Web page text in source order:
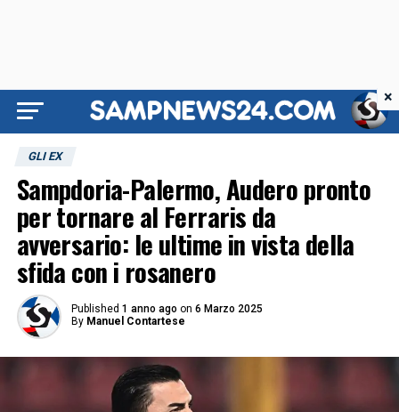
GLI EX
Sampdoria-Palermo, Audero pronto
per tornare al Ferraris da
avversario: le ultime in vista della
sfida con i rosanero
Published 1 anno ago on 6 Marzo 2025
By Manuel Contartese
×